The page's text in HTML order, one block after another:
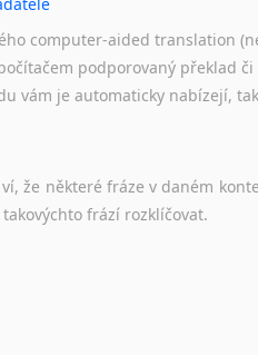
computer-aided translation
podporovaný překlad
vám je automaticky nabízejí,
ví, že některé fráze v daném
takovýchto frází rozklíčovat.